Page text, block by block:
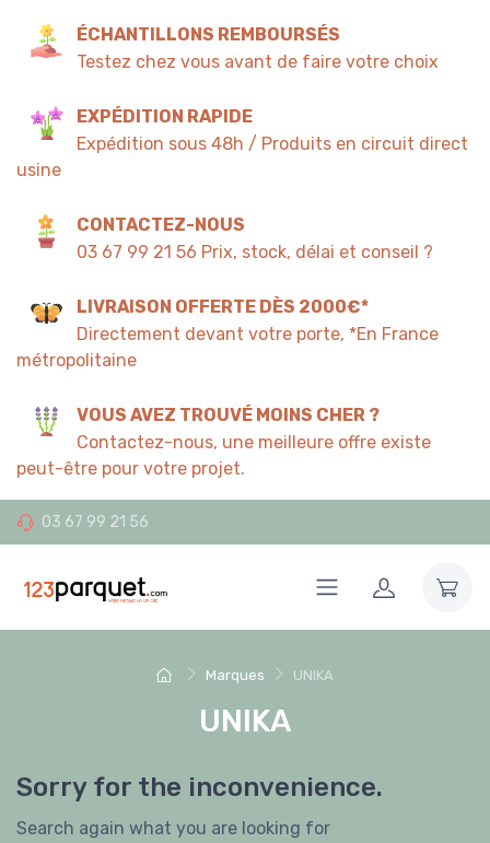
ÉCHANTILLONS REMBOURSÉS
Testez chez vous avant de faire votre choix
EXPÉDITION RAPIDE
Expédition sous 48h / Produits en circuit direct
usine
CONTACTEZ-NOUS
03 67 99 21 56 Prix, stock, délai et conseil ?
LIVRAISON OFFERTE DÈS 2000€*
Directement devant votre porte, *En France
métropolitaine
VOUS AVEZ TROUVÉ MOINS CHER ?
Contactez-nous, une meilleure offre existe
peut-être pour votre projet.
03 67 99 21 56
Marques UNIKA
UNIKA
Sorry for the inconvenience.
Search again what you are looking for